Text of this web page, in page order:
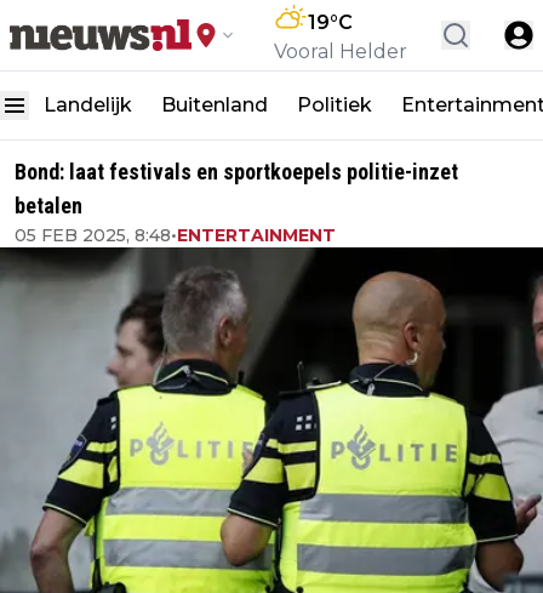
19°C
Vooral Helder
Landelijk Buitenland Politiek
Bond: laat festivals en sportkoepels politie-inzet
betalen
05 FEB 2025, 8:48•ENTERTAINMENT